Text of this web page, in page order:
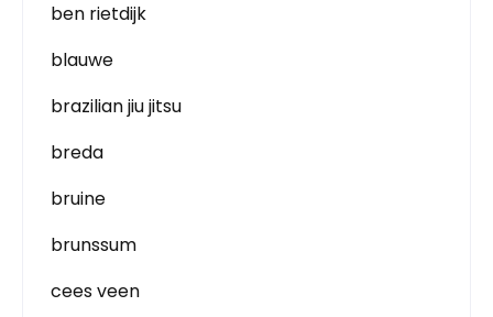
ben rietdijk
blauwe
brazilian jiu jitsu
breda
bruine
brunssum
cees veen